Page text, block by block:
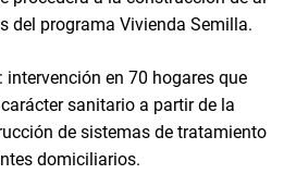
del programa Vivienda Semilla.
intervención en 70 hogares que
sanitario a partir de la
de sistemas de tratamiento
domiciliarios.